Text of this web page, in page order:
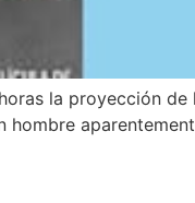
la proyección de